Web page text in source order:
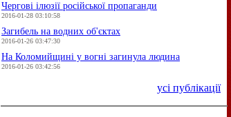
Чергові ілюзії російської пропаганди
2016-01-28 03:10:58
Загибель на водних об'єктах
2016-01-26 03:47:30
На Коломийщині у вогні загинула людина
2016-01-26 03:42:56
усі публікації